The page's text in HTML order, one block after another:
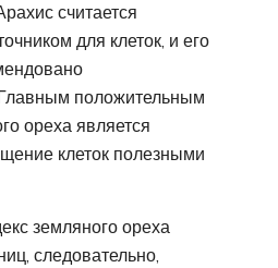
считается
для клеток, и его
положительным
ореха является
клеток полезными
земляного ореха
следовательно,